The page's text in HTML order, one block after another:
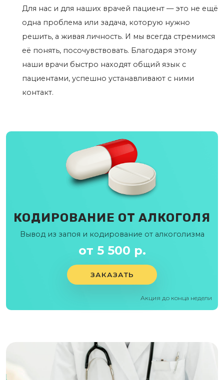
Для нас и для наших врачей пациент — это не ещё
одна проблема или задача, которую нужно
решить, а живая личность. И мы всегда стремимся
её понять, посочувствовать. Благодаря этому
наши врачи быстро находят общий язык с
пациентами, успешно устанавливают с ними
контакт.
КОДИРОВАНИЕ ОТ АЛКОГОЛЯ
Вывод из запоя и кодирование от алкоголизма
от 5 500 р.
ЗАКАЗАТЬ
Акция до конца недели